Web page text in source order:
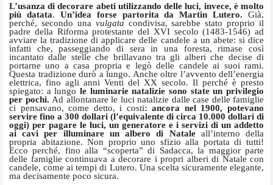
L’usanza di decorare abeti utilizzando delle luci, invece, è molto
più datata. Un’idea forse partorita da Martin Lutero. Già,
perché, secondo una vulgata condivisa, sarebbe stato proprio il
padre della Riforma protestante del XVI secolo (1483-1546) ad
avviare la tradizione di applicare delle candele a un abete: si dice
infatti che, passeggiando di sera in una foresta, rimase così
incantato dalle stelle che brillavano tra gli alberi che decise di
portarne uno a casa propria e legò delle candele ai suoi rami.
Questa tradizione durò a lungo. Anche oltre l’avvento dell’energia
elettrica, fino agli anni Venti del XX secolo. Il perché è presto
spiegato: a lungo le luminarie natalizie sono state un privilegio
per pochi. Ad allontanare le luci natalizie dalle case delle famiglie
ci pensavano, come detto, i costi: ancora nel 1900, potevano
servire fino a 300 dollari (l’equivalente di circa 10.000 dollari di
oggi) per pagare le luci, un generatore e i servizi di un addetto
ai cavi per illuminare un albero di Natale all’interno della
propria abitazione. Non proprio uno sfizio alla portata di tutti!
Ecco perché, fino alla “scoperta” di Sadacca, la maggior parte
delle famiglie continuava a decorare i propri alberi di Natale con
candele, come ai tempi di Lutero. Una scelta sicuramente elegante,
ma decisamente poco sicura.